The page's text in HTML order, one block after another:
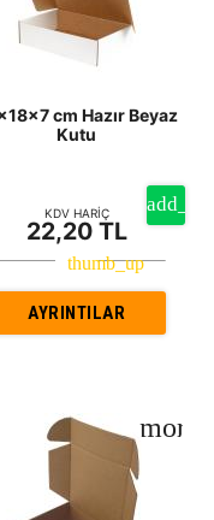
cm Hazır Beyaz
Kutu
KDV HARİÇ
22,20 TL
AYRINTILAR